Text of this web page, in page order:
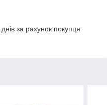
за рахунок покупця